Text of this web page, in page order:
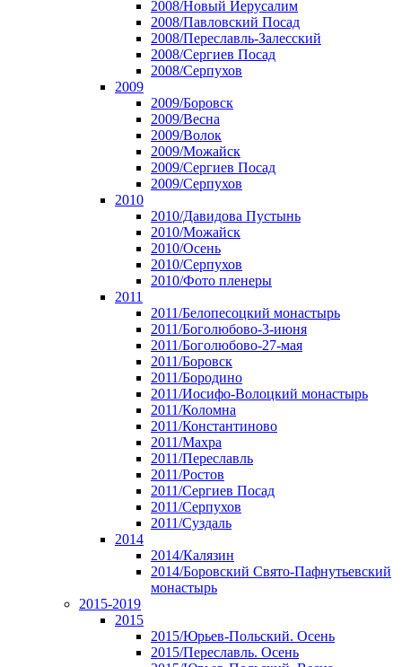
2008/Новый Иерусалим
2008/Павловский Посад
2008/Переславль-Залесский
2008/Сергиев Посад
2008/Серпухов
2009
2009/Боровск
2009/Весна
2009/Волок
2009/Можайск
2009/Сергиев Посад
2009/Серпухов
2010
2010/Давидова Пустынь
2010/Можайск
2010/Осень
2010/Серпухов
2010/Фото пленеры
2011
2011/Белопесоцкий монастырь
2011/Боголюбово-3-июня
2011/Боголюбово-27-мая
2011/Боровск
2011/Бородино
2011/Иосифо-Волоцкий монастырь
2011/Коломна
2011/Константиново
2011/Махра
2011/Переславль
2011/Ростов
2011/Сергиев Посад
2011/Серпухов
2011/Суздаль
2014
2014/Калязин
2014/Боровский Свято-Пафнутьевский
монастырь
2015-2019
2015
2015/Юрьев-Польский. Осень
2015/Переславль. Осень